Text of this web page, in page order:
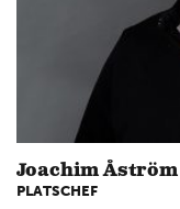
Joachim Åström
PLATSCHEF